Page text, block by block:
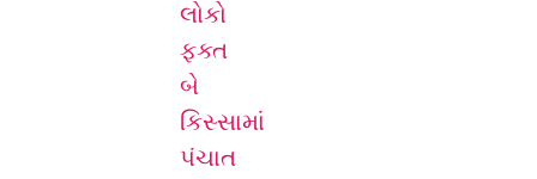
લોકો
ફક્ત
બે
કિસ્સામાં
પંચાત